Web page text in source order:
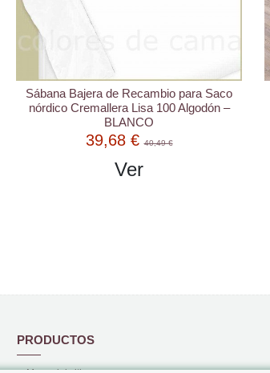
Saco nórdico Cremallera "Algodón"
Estrellas Arena - Fondo Blanco
83,93 €91,23 €
Ver
PRODUCTOS